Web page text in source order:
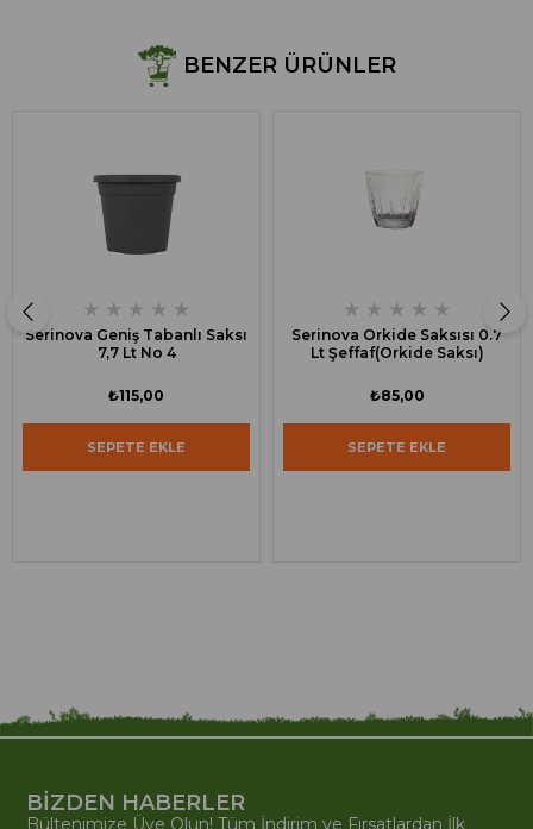
BENZER ÜRÜNLER
★ ★ ★ ★ ★
Serinova Geniş Tabanlı Saksı
7,7 Lt No 4
₺115,00
SEPETE EKLE
★ ★ ★ ★ ★
Serinova Orkide Saksısı 0.7
Lt Şeffaf(Orkide Saksı)
₺85,00
SEPETE EKLE
BİZDEN HABERLER
Bültenimize Üye Olun! Tüm İndirim ve Fırsatlardan İlk